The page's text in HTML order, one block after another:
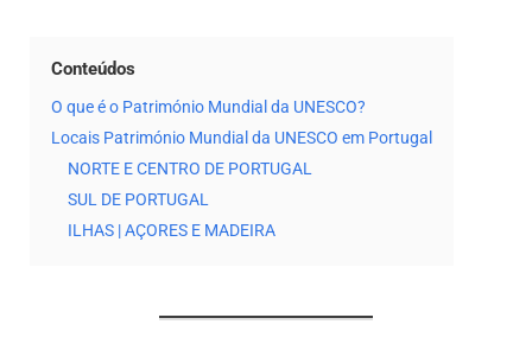
Conteúdos
O que é o Património Mundial da UNESCO?
Locais Património Mundial da UNESCO em Portugal
NORTE E CENTRO DE PORTUGAL
SUL DE PORTUGAL
ILHAS | AÇORES E MADEIRA